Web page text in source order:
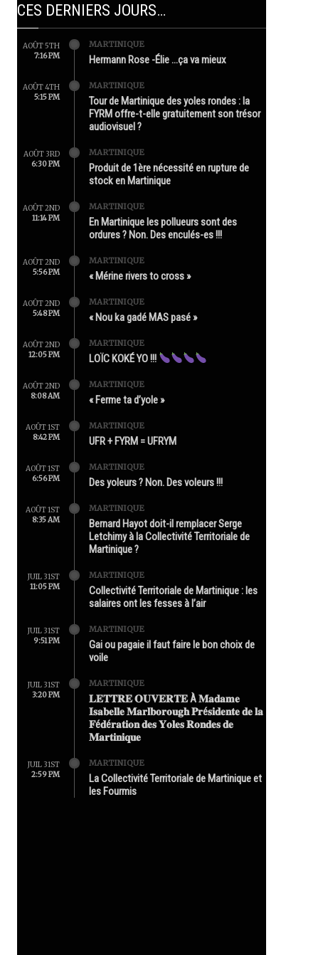
CES DERNIERS JOURS…
AOÛT 5TH
7:16 PM
MARTINIQUE
Hermann Rose -Élie …ça va mieux
AOÛT 4TH
5:15 PM
MARTINIQUE
Tour de Martinique des yoles rondes : la
FYRM offre-t-elle gratuitement son trésor
audiovisuel ?
AOÛT 3RD
6:30 PM
MARTINIQUE
Produit de 1ère nécessité en rupture de
stock en Martinique
AOÛT 2ND
11:14 PM
MARTINIQUE
En Martinique les pollueurs sont des
ordures ? Non. Des enculés-es !!!
AOÛT 2ND
5:56 PM
MARTINIQUE
« Mérine rivers to cross »
AOÛT 2ND
5:48 PM
MARTINIQUE
« Nou ka gadé MAS pasé »
AOÛT 2ND
12:05 PM
MARTINIQUE
LOÏC KOKÉ YO !!!
AOÛT 2ND
8:08 AM
MARTINIQUE
« Ferme ta d’yole »
AOÛT 1ST
8:42 PM
MARTINIQUE
UFR + FYRM = UFRYM
AOÛT 1ST
6:56 PM
MARTINIQUE
Des yoleurs ? Non. Des voleurs !!!
AOÛT 1ST
8:35 AM
MARTINIQUE
Bernard Hayot doit-il remplacer Serge
Letchimy à la Collectivité Territoriale de
Martinique ?
JUIL 31ST
11:05 PM
MARTINIQUE
Collectivité Territoriale de Martinique : les
salaires ont les fesses à l’air
JUIL 31ST
9:51 PM
MARTINIQUE
Gai ou pagaie il faut faire le bon choix de
voile
JUIL 31ST
3:20 PM
MARTINIQUE
𝐋𝐄𝐓𝐓𝐑𝐄 𝐎𝐔𝐕𝐄𝐑𝐓𝐄 À 𝐌𝐚𝐝𝐚𝐦𝐞
𝐈𝐬𝐚𝐛𝐞𝐥𝐥𝐞 𝐌𝐚𝐫𝐥𝐛𝐨𝐫𝐨𝐮𝐠𝐡 𝐏𝐫é𝐬𝐢𝐝𝐞𝐧𝐭𝐞 𝐝𝐞 𝐥𝐚
𝐅é𝐝é𝐫𝐚𝐭𝐢𝐨𝐧 𝐝𝐞𝐬 𝐘𝐨𝐥𝐞𝐬 𝐑𝐨𝐧𝐝𝐞𝐬 𝐝𝐞
𝐌𝐚𝐫𝐭𝐢𝐧𝐢𝐪𝐮𝐞
JUIL 31ST
2:59 PM
MARTINIQUE
La Collectivité Territoriale de Martinique et
les Fourmis